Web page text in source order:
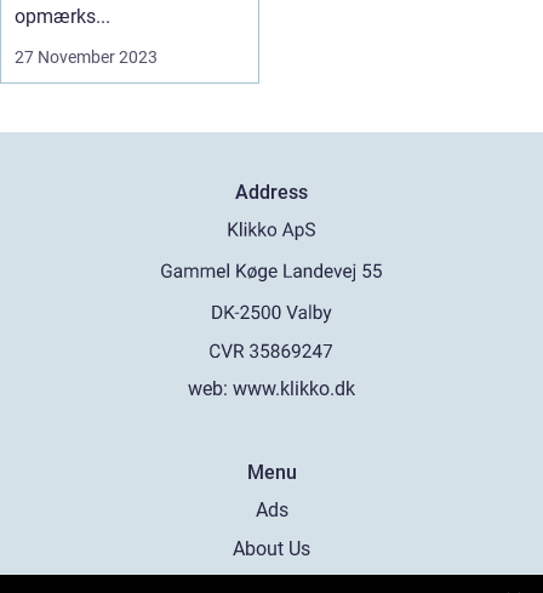
opmærks...
27 November 2023
Address
web: www.klikko.dk
Menu
Ads
About Us